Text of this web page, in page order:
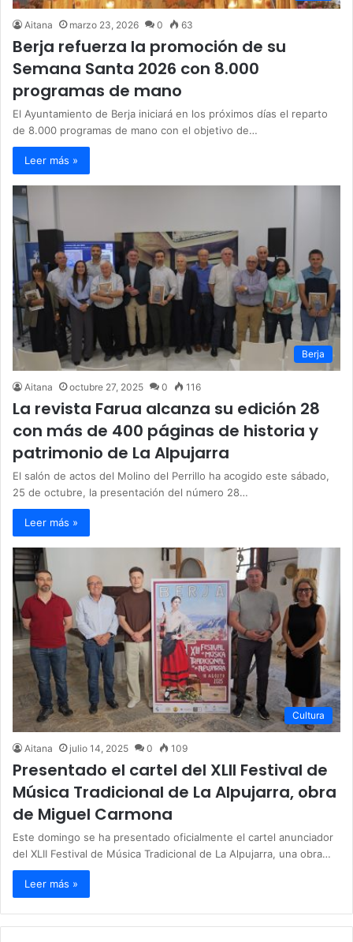
Aitana marzo 23, 2026 0 63
Berja refuerza la promoción de su
Semana Santa 2026 con 8.000
programas de mano
El Ayuntamiento de Berja iniciará en los próximos días el reparto
de 8.000 programas de mano con el objetivo de…
Leer más »
Berja
Aitana octubre 27, 2025 0 116
La revista Farua alcanza su edición 28
con más de 400 páginas de historia y
patrimonio de La Alpujarra
El salón de actos del Molino del Perrillo ha acogido este sábado,
25 de octubre, la presentación del número 28…
Leer más »
Cultura
Aitana julio 14, 2025 0 109
Presentado el cartel del XLII Festival de
Música Tradicional de La Alpujarra, obra
de Miguel Carmona
Este domingo se ha presentado oficialmente el cartel anunciador
del XLII Festival de Música Tradicional de La Alpujarra, una obra…
Leer más »